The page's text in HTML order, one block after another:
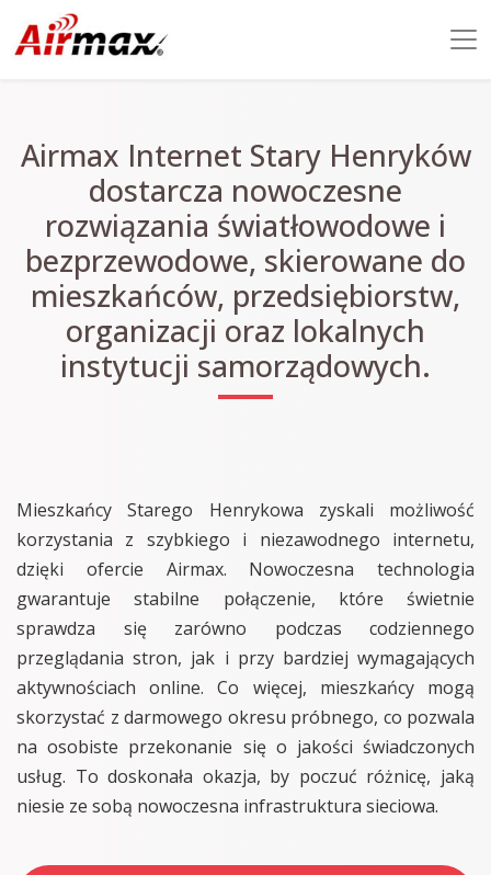
Airmax Internet Stary Henryków
dostarcza nowoczesne
rozwiązania światłowodowe i
bezprzewodowe, skierowane do
mieszkańców, przedsiębiorstw,
organizacji oraz lokalnych
instytucji samorządowych.
Mieszkańcy Starego Henrykowa zyskali możliwość
korzystania z szybkiego i niezawodnego internetu,
dzięki ofercie Airmax. Nowoczesna technologia
gwarantuje stabilne połączenie, które świetnie
sprawdza się zarówno podczas codziennego
przeglądania stron, jak i przy bardziej wymagających
aktywnościach online. Co więcej, mieszkańcy mogą
skorzystać z darmowego okresu próbnego, co pozwala
na osobiste przekonanie się o jakości świadczonych
usług. To doskonała okazja, by poczuć różnicę, jaką
niesie ze sobą nowoczesna infrastruktura sieciowa.